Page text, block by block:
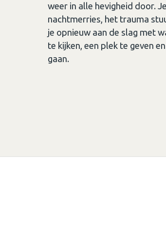
weer in alle hevigheid door.
nachtmerries, het trauma
je opnieuw aan de slag met
te kijken, een plek te geven
gaan.